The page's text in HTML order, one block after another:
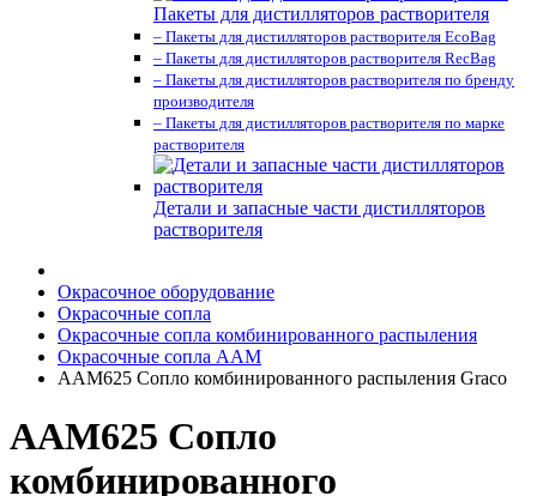
Пакеты для дистилляторов растворителя
– Пакеты для дистилляторов растворителя EcoBag
– Пакеты для дистилляторов растворителя RecBag
– Пакеты для дистилляторов растворителя по бренду
производителя
– Пакеты для дистилляторов растворителя по марке
растворителя
Детали и запасные части дистилляторов
растворителя
Окрасочное оборудование
Окрасочные сопла
Окрасочные сопла комбинированного распыления
Окрасочные сопла AAM
AAM625 Сопло комбинированного распыления Graco
AAM625 Сопло
комбинированного